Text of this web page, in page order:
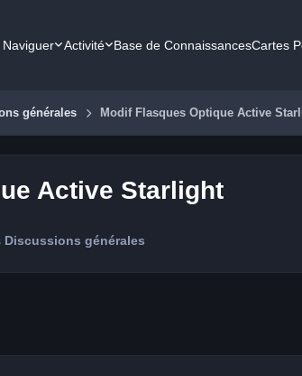
Naviguer Activité Base de ConnaissancesCartes
générales Modif Flasques Optique Active
Active Starlight
Discussions générales